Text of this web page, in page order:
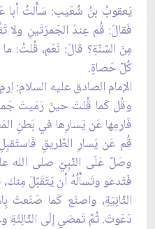
يَعقوبُ بنُ شُعَيب: سَأَلتُ أبا
فَقالَ: قُم عِندَ الجَمرَتَينِ ولا
مِنَ السّنّةِ؟ قالَ: نَعَم، قُلتُ:
كُلّ حَصاةٍ.
الإمام الصادق عليه
وقُل كَما قُلتَ حينَ رَمَيتَ جَمرَةَ
فَارمِها عَن يَسارِها في بَطنِ
قُم عَن يَسارِ الطّريقِ فَاستَقبِلِ
وصَلّ عَلَى النّبِيّ صلى الله
فَتَدعو وتَسأَلُهُ أن يَتَقَبّلَ
الثّانِيَةِ، واصنَع كَما صَنَعتَ
دَعَوتَ. ثُمّ تَمضي إلَى الثّالِثَةِ